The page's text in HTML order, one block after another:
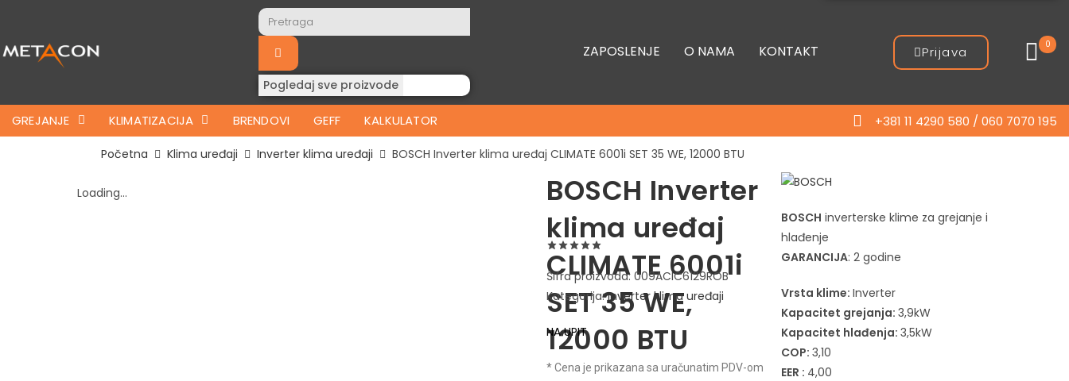
Pogledaj sve proizvode
ZAPOSLENJE O NAMA KONTAKT Prijava 0
GREJANJE KLIMATIZACIJA BRENDOVI GEFF KALKULATOR +381 11 4290 580 / 060 7070 195
Početna Klima uređaji Inverter klima uređaji BOSCH Inverter klima uređaj CLIMATE 6001i SET 35 WE, 12000 BTU
Loading...
BOSCH Inverter
klima uređaj
CLIMATE 6001i
SET 35 WE,
12000 BTU
Šifra proizvoda: 009ACIC6129ROB
Kategorija:Inverter klima uređaji
NA UPIT
* Cena je prikazana sa uračunatim PDV-om
BOSCH inverterske klime za grejanje i
hlađenje
GARANCIJA: 2 godine
Vrsta klime: Inverter
Kapacitet grejanja: 3,9kW
Kapacitet hlađenja: 3,5kW
COP: 3,10
EER : 4,00